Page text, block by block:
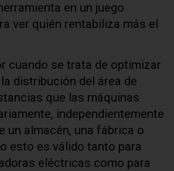
en un juego
ver quién rentabiliza más el
cuando se trata de optimizar
distribución del área de
que las máquinas
independientemente
un almacén, una fábrica o
esto es válido tanto para
eléctricas como para